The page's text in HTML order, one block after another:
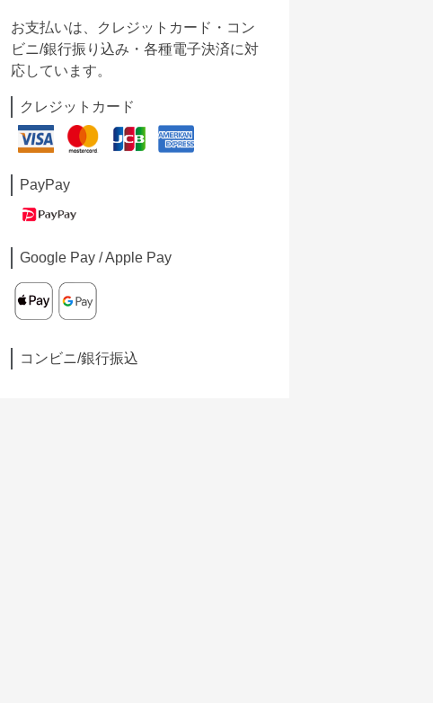
お支払いは、クレジットカード・コン
ビニ/銀行振り込み・各種電子決済に対
応しています。
クレジットカード
PayPay
Google Pay / Apple Pay
コンビニ/銀行振込